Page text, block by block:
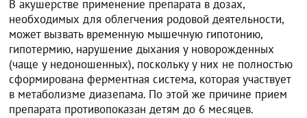
В акушерстве применение препарата в дозах,
необходимых для облегчения родовой деятельности,
может вызвать временную мышечную гипотонию,
гипотермию, нарушение дыхания у новорожденных
(чаще у недоношенных), поскольку у них не полностью
сформирована ферментная система, которая участвует
в метаболизме диазепама. По этой же причине прием
препарата противопоказан детям до 6 месяцев.